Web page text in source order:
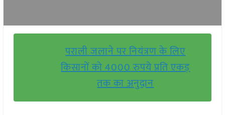
पराली जलाने पर नियंत्रण के लिए
किसानों को 4000 रुपये प्रति एकड़
तक का अनुदान